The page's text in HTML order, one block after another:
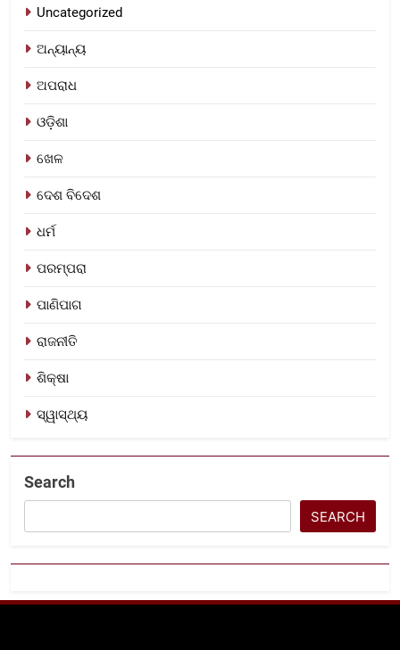
Uncategorized
ଅନ୍ୟାନ୍ୟ
ଅପରାଧ
ଓଡ଼ିଶା
ଖେଳ
ଦେଶ ବିଦେଶ
ଧର୍ମ
ପରମ୍ପରା
ପାଣିପାଗ
ରାଜନୀତି
ଶିକ୍ଷା
ସ୍ୱାସ୍ଥ୍ୟ
Search
SEARCH